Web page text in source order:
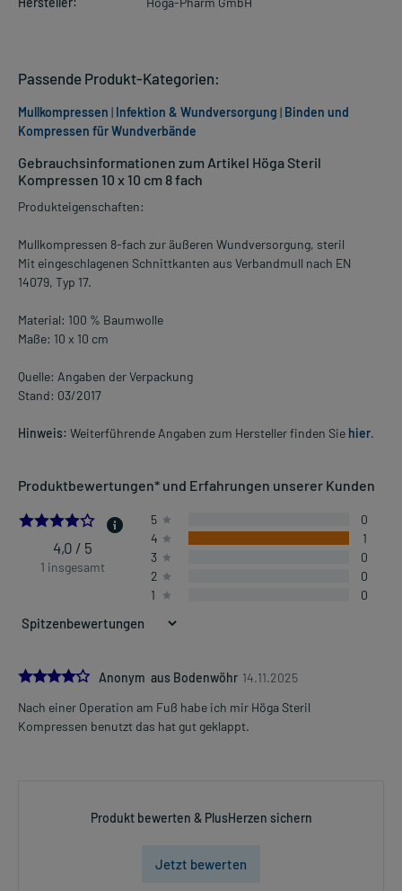
Gebrauchsinformationen zum Artikel Höga Steril
Kompressen 10 x 10 cm 8 fach
Produkteigenschaften:
Mullkompressen 8-fach zur äußeren Wundversorgung, steril
Mit eingeschlagenen Schnittkanten aus Verbandmull nach EN
14079, Typ 17.
Material: 100 % Baumwolle
Maße: 10 x 10 cm
Quelle: Angaben der Verpackung
Stand: 03/2017
Hinweis: Weiterführende Angaben zum Hersteller finden Sie hier.
Produktbewertungen* und Erfahrungen unserer Kunden
4.0
4,0 / 5
1 insgesamt
5
0
4
1
3
0
2
0
1
0
4.0Anonym aus Bodenwöhr 14.11.2025
Nach einer Operation am Fuß habe ich mir Höga Steril
Kompressen benutzt das hat gut geklappt.
Produkt bewerten & PlusHerzen sichern
Jetzt bewerten
Passende Produkt-Kategorien:
Mullkompressen | Infektion & Wundversorgung | Binden und
Kompressen für Wundverbände